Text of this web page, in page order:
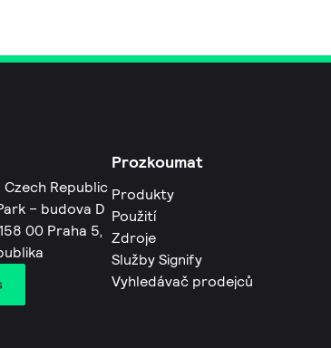
Republic
– budova D
00 Praha 5,
Prozkoumat
Produkty
Použití
Zdroje
Služby Signify
Vyhledávač prodejců